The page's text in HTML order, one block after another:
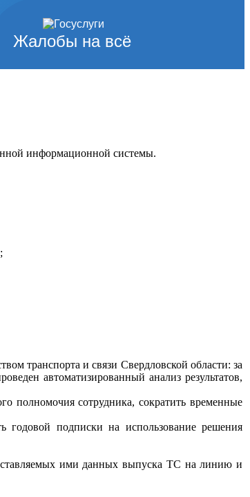
Жалобы на всё
информационной системы.
транспорта и связи Свердловской области: за
автоматизированный анализ результатов,
полномочия сотрудника, сократить временные
годовой подписки на использование решения
ими данных выпуска ТС на линию и